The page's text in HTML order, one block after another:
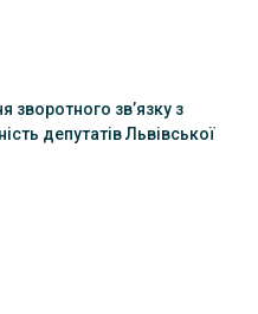
зворотного зв’язку з
депутатів Львівської